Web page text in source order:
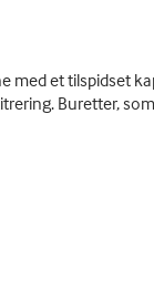
med et tilspidset
Buretter,